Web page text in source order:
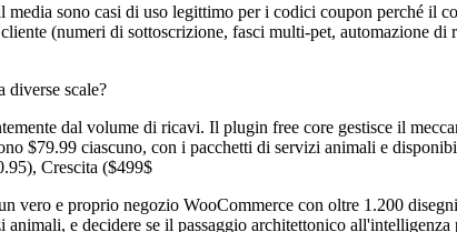
sono casi di uso legittimo per i codici coupon perché il
(numeri di sottoscrizione, fasci multi-pet, automazione
diverse scale?
dal volume di ricavi. Il plugin free core gestisce il
$79.99 ciascuno, con i pacchetti di servizi animali e
Crescita ($499$
e proprio negozio WooCommerce con oltre 1.200
e decidere se il passaggio architettonico